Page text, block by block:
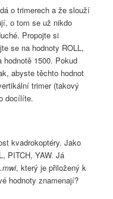
o trimerech a že slouží
o tom se už nikdo
Propojte si
se na hodnoty ROLL,
hodnotě 1500. Pokud
abyste těchto hodnot
trimer (takový
docílíte.
kvadrokoptéry. Jako
PITCH, YAW. Já
, který je přiložený k
hodnoty znamenají?